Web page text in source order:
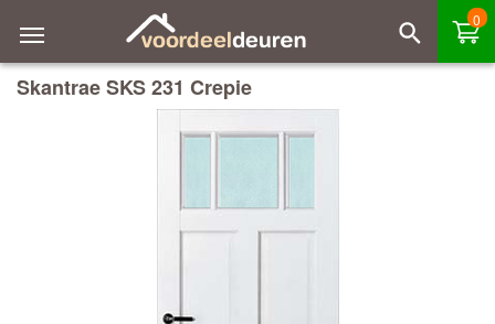
0
Skantrae SKS 231 Crepie